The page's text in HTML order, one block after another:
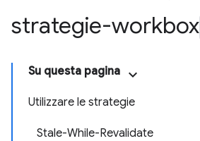
strategie-workbox
Su questa pagina
Utilizzare le strategie
Stale-While-Revalidate